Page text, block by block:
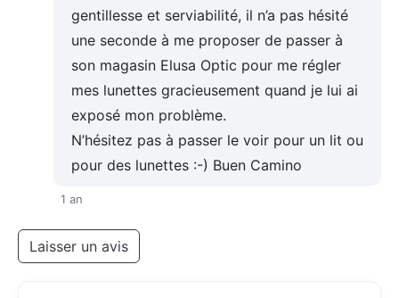
gentillesse et serviabilité, il n’a pas hésité
une seconde à me proposer de passer à
son magasin Elusa Optic pour me régler
mes lunettes gracieusement quand je lui ai
exposé mon problème.
N’hésitez pas à passer le voir pour un lit ou
pour des lunettes :-) Buen Camino
1 an
Laisser un avis